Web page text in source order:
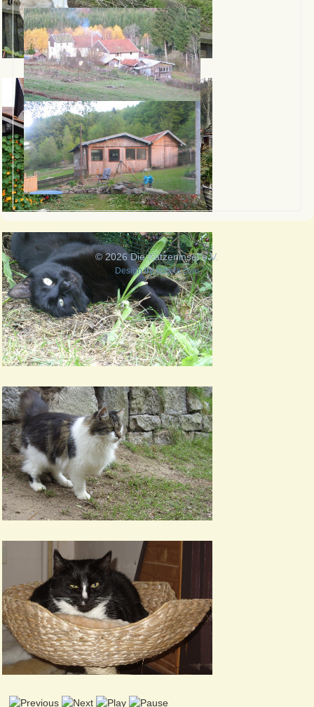
© 2026 Die Katzeninsel e.V.
Design byschefa.com